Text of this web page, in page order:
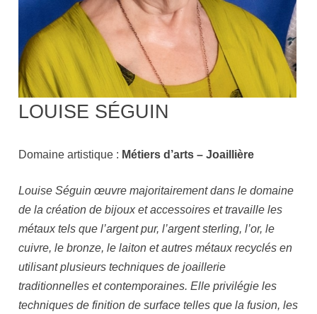
LOUISE SÉGUIN
Domaine artistique : Métiers d’arts – Joaillière
Louise Séguin œuvre majoritairement dans le domaine
de la création de bijoux et accessoires et travaille les
métaux tels que l’argent pur, l’argent sterling, l’or, le
cuivre, le bronze, le laiton et autres métaux recyclés en
utilisant plusieurs techniques de joaillerie
traditionnelles et contemporaines. Elle privilégie les
techniques de finition de surface telles que la fusion, les